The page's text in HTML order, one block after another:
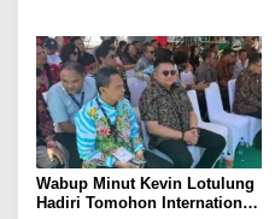
Wabup Minut Kevin Lotulung
Hadiri Tomohon International